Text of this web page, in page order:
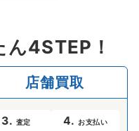
4STEP！
店舗買取
3. 査定 4. お支払い